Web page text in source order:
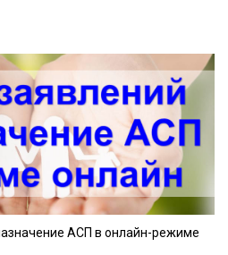
АСП в онлайн-режиме